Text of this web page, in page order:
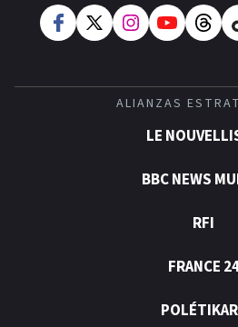
ALIANZAS
LE
BBC NEWS
RFI
FRANCE